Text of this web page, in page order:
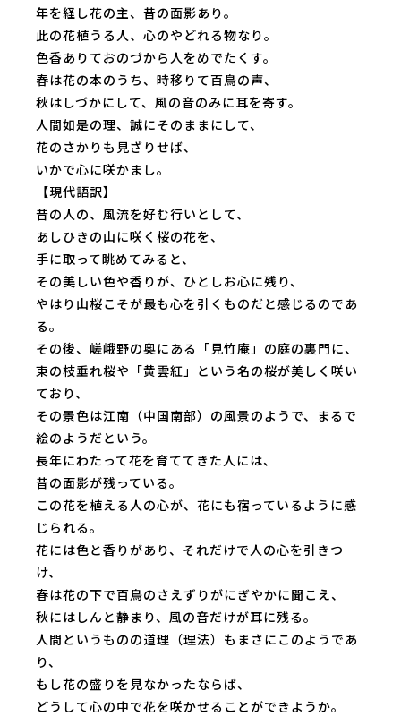
年を経し花の主、昔の面影あり。
此の花植うる人、心のやどれる物なり。
色香ありておのづから人をめでたくす。
春は花の本のうち、時移りて百鳥の声、
秋はしづかにして、風の音のみに耳を寄す。
人間如是の理、誠にそのままにして、
花のさかりも見ざりせば、
いかで心に咲かまし。
【現代語訳】
昔の人の、風流を好む行いとして、
あしひきの山に咲く桜の花を、
手に取って眺めてみると、
その美しい色や香りが、ひとしお心に残り、
やはり山桜こそが最も心を引くものだと感じるのであ
る。
その後、嵯峨野の奥にある「見竹庵」の庭の裏門に、
東の枝垂れ桜や「黄雲紅」という名の桜が美しく咲い
ており、
その景色は江南（中国南部）の風景のようで、まるで
絵のようだという。
長年にわたって花を育ててきた人には、
昔の面影が残っている。
この花を植える人の心が、花にも宿っているように感
じられる。
花には色と香りがあり、それだけで人の心を引きつ
け、
春は花の下で百鳥のさえずりがにぎやかに聞こえ、
秋にはしんと静まり、風の音だけが耳に残る。
人間というものの道理（理法）もまさにこのようであ
り、
もし花の盛りを見なかったならば、
どうして心の中で花を咲かせることができようか。